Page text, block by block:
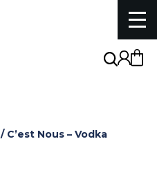
/ C’est Nous – Vodka